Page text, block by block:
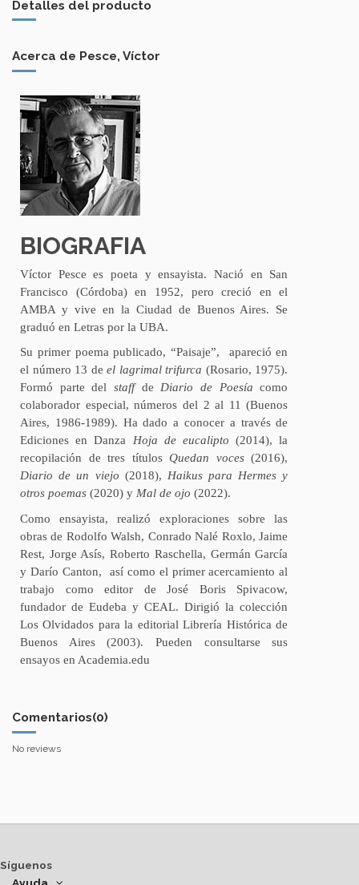
Detalles del producto
Acerca de Pesce, Víctor
BIOGRAFIA
Víctor Pesce es poeta y ensayista. Nació en San
Francisco (Córdoba) en 1952, pero creció en el
AMBA y vive en la Ciudad de Buenos Aires. Se
graduó en Letras por la UBA.
Su primer poema publicado, “Paisaje”, apareció en
el número 13 deel lagrimal trifurca (Rosario, 1975).
Formó parte del staffde Diario de Poesía como
colaborador especial, números del 2 al 11 (Buenos
Aires, 1986-1989). Ha dado a conocer a través de
Ediciones en Danza Hoja de eucalipto (2014), la
recopilación de tres títulos Quedan voces(2016),
Diario de un viejo (2018), Haikus para Hermes y
otros poemas (2020) y Mal de ojo (2022).
Como ensayista, realizó exploraciones sobre las
obras de Rodolfo Walsh, Conrado Nalé Roxlo, Jaime
Rest, Jorge Asís, Roberto Raschella, Germán García
y Darío Canton, así como el primer acercamiento al
trabajo como editor de José Boris Spivacow,
fundador de Eudeba y CEAL. Dirigió la colección
Los Olvidados para la editorial Librería Histórica de
Buenos Aires (2003). Pueden consultarse sus
ensayos en Academia.edu
Comentarios(0)
No reviews
Síguenos